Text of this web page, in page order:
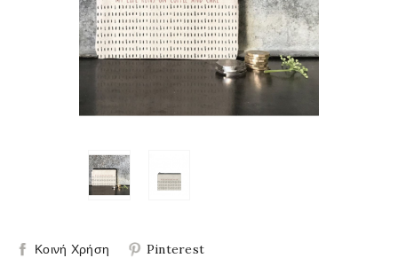
Κοινή Χρήση Pinterest